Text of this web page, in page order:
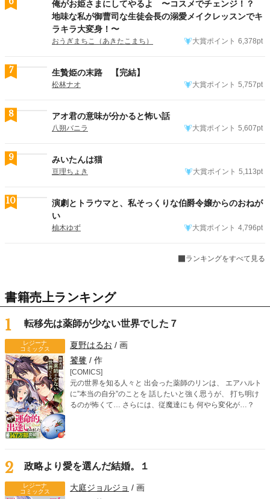
俺がお姫さまにしてやるよ 〜コスメでチェンジ！？
地味な私が御曹司な生徒会長の溺愛メイクレッスンでキ
ラキラ大変身！〜
おうぎまちこ（あきたこまち） 大賞ポイント 6,378pt
7 生贄姫の末路 【完結】
松林ナオ 大賞ポイント 5,757pt
8 アオ君の意味が分かると怖い話
八朔バニラ 大賞ポイント 5,607pt
9 みいたんは猫
亘理ちょき 大賞ポイント 5,113pt
10
演劇とトラウマと、私そっくりな伯爵令嬢からのおねが
い
柚木ゆず 大賞ポイント 4,796pt
ランキングをすべて見る
書籍売上ランキング
1 転移先は薬師が少ない世界でした７
レジーナ
コミックス
夏野はるお / 画
饕餮 / 作
[COMICS]
元の世界を知る人々と 出会った薬師のリンは、 エアハルト
に”本当の自分”のことを 話したいと強く思うが、 打ち明け
るのが怖くて… さらには、従魔達にも 何やら変化が…？
2 政略より愛を選んだ結婚。１
レジーナ
コミックス
大庭ジョルジョ / 画